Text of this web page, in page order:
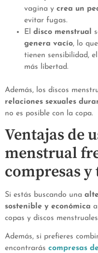
vagina y crea un
evitar fugas.
El disco menstrual
genera vacío, lo
tienen sensibilidad,
más libertad.
Además, los discos
relaciones sexuales
no es posible con la copa.
Ventajas de
menstrual
compresas
Si estás buscando una
sostenible y económica
copas y discos
Además, si prefieres
encontrarás compresas